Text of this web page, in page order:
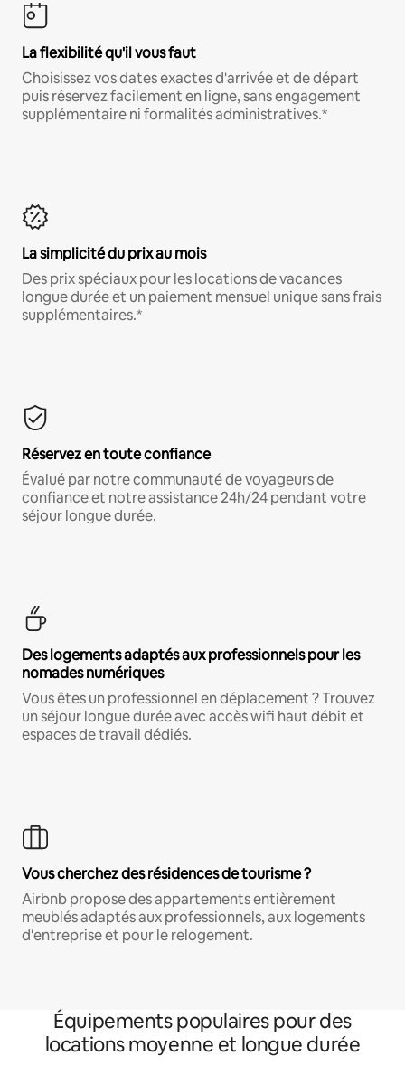
La flexibilité qu'il vous faut
Choisissez vos dates exactes d'arrivée et de départ
puis réservez facilement en ligne, sans engagement
supplémentaire ni formalités administratives.*
La simplicité du prix au mois
Des prix spéciaux pour les locations de vacances
longue durée et un paiement mensuel unique sans frais
supplémentaires.*
Réservez en toute confiance
Évalué par notre communauté de voyageurs de
confiance et notre assistance 24h/24 pendant votre
séjour longue durée.
Des logements adaptés aux professionnels pour les
nomades numériques
Vous êtes un professionnel en déplacement ? Trouvez
un séjour longue durée avec accès wifi haut débit et
espaces de travail dédiés.
Vous cherchez des résidences de tourisme ?
Airbnb propose des appartements entièrement
meublés adaptés aux professionnels, aux logements
d'entreprise et pour le relogement.
Équipements populaires pour des
locations moyenne et longue durée